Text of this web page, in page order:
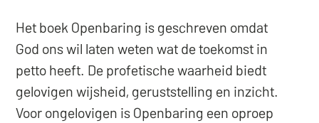
Het boek Openbaring is geschreven omdat
God ons wil laten weten wat de toekomst in
petto heeft. De profetische waarheid biedt
gelovigen wijsheid, geruststelling en inzicht.
Voor ongelovigen is Openbaring een oproep